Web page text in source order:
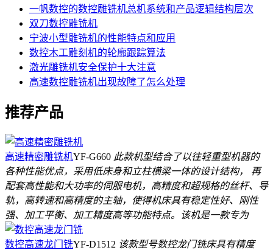
一帆数控的数控雕铣机总机系统和产品逻辑结构层次
双刀数控雕铣机
宁波小型雕铣机的性能特点和应用
数控木工雕刻机的轮廓跟踪算法
激光雕铣机安全保护十大注意
高速数控雕铣机出现故障了怎么处理
推荐产品
高速精密雕铣机YF-G660 此款机型结合了以往轻重型机器的
各种性能优点，采用低床身和立柱横梁一体的设计结构， 再
配套高性能和大功率的伺服电机，高精度和超规格的丝杆、导
轨，高转速和高精度的主轴，使得机床具有稳定性好、刚性
强、加工平衡、加工精度高等功能特点。该机是一款专为
数控高速龙门铣YF-D1512 该款型号数控龙门铣床具有精度